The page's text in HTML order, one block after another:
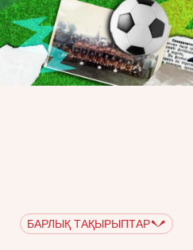
БАРЛЫҚ ТАҚЫРЫПТАР